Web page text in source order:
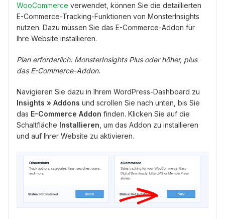
WooCommerce verwendet, können Sie die detaillierten
E-Commerce-Tracking-Funktionen von MonsterInsights
nutzen. Dazu müssen Sie das E-Commerce-Addon für
Ihre Website installieren.
Plan erforderlich: MonsterInsights Plus oder höher, plus
das E-Commerce-Addon.
Navigieren Sie dazu in Ihrem WordPress-Dashboard zu
Insights » Addons und scrollen Sie nach unten, bis Sie
das E-Commerce Addon finden. Klicken Sie auf die
Schaltfläche Installieren , um das Addon zu installieren
und auf Ihrer Website zu aktivieren.